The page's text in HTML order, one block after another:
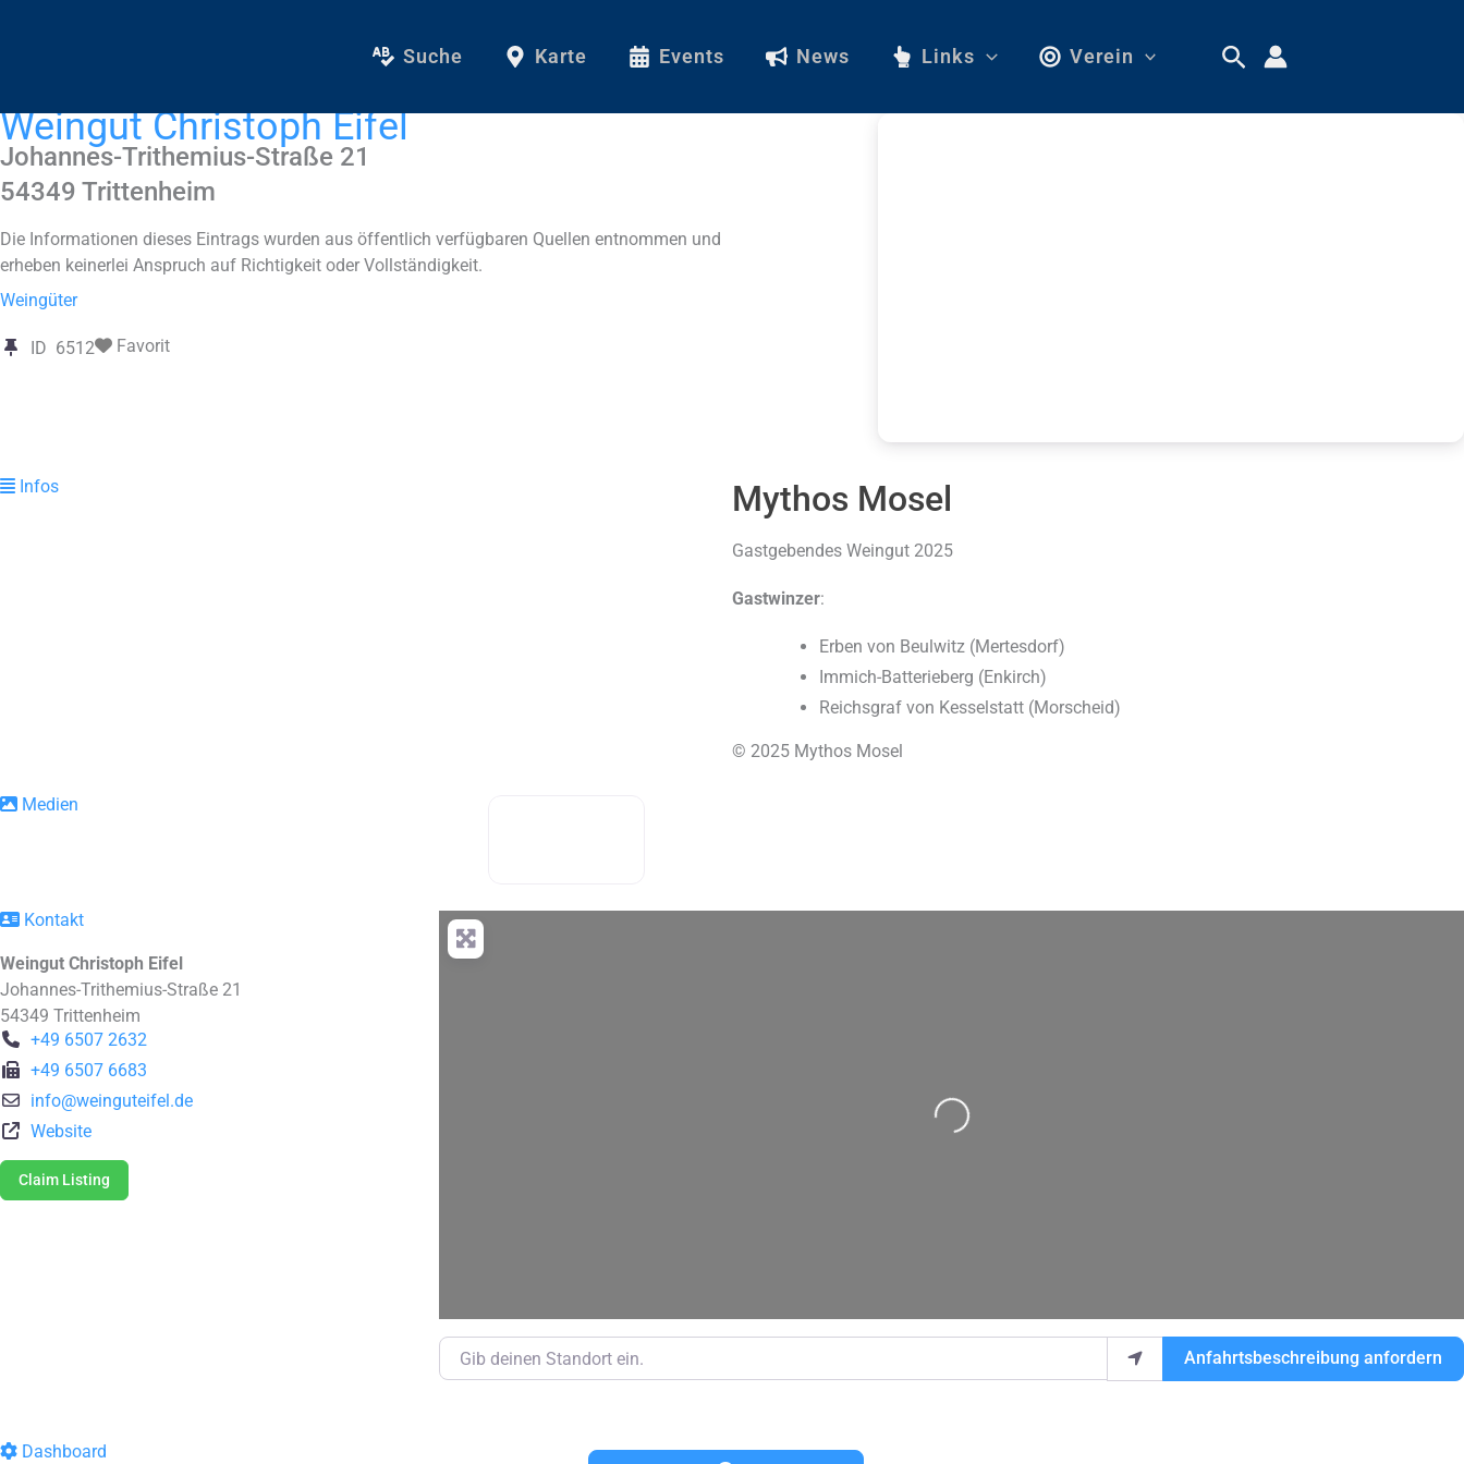
Suche Karte Events News Links Verein
Weingut Christoph Eifel
Johannes-Trithemius-Straße 21
54349 Trittenheim
Die Informationen dieses Eintrags wurden aus öffentlich verfügbaren Quellen entnommen und
erheben keinerlei Anspruch auf Richtigkeit oder Vollständigkeit.
Weingüter
ID 6512 Favorit
Infos Mythos Mosel
Gastgebendes Weingut 2025
Gastwinzer:
Erben von Beulwitz (Mertesdorf)
Immich-Batterieberg (Enkirch)
Reichsgraf von Kesselstatt (Morscheid)
© 2025 Mythos Mosel
Medien
Kontakt
Weingut Christoph Eifel
Johannes-Trithemius-Straße 21
54349 Trittenheim
+49 6507 2632
+49 6507 6683
info@weinguteifel.de
Website
Claim Listing
Gib deinen Standort ein.
Anfahrtsbeschreibung anfordern
Dashboard